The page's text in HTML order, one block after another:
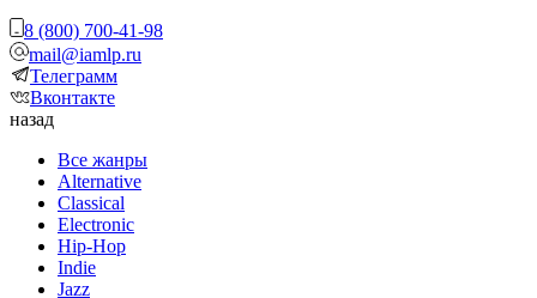
8 (800) 700-41-98
mail@iamlp.ru
Телеграмм
Вконтакте
назад
Все жанры
Alternative
Classical
Electronic
Hip-Hop
Indie
Jazz